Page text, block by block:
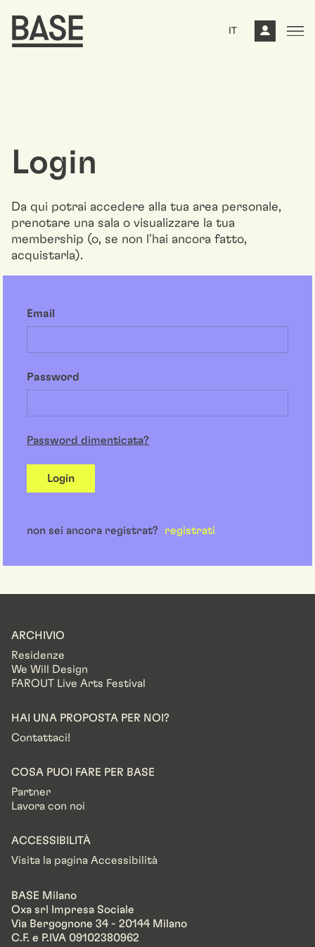
IT
Login
Da qui potrai accedere alla tua area personale,
prenotare una sala o visualizzare la tua
membership (o, se non l'hai ancora fatto,
acquistarla).
Email
Password
Password dimenticata?
Login
non sei ancora registrat? registrati
ARCHIVIO
Residenze
We Will Design
FAROUT Live Arts Festival
HAI UNA PROPOSTA PER NOI?
Contattaci!
COSA PUOI FARE PER BASE
Partner
Lavora con noi
ACCESSIBILITÀ
Visita la pagina Accessibilità
BASE Milano
Oxa srl Impresa Sociale
Via Bergognone 34 - 20144 Milano
C.F. e P.IVA 09102380962